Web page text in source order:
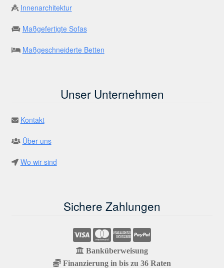
Innenarchitektur
Maßgefertigte Sofas
Maßgeschneiderte Betten
Unser Unternehmen
Kontakt
Über uns
Wo wir sind
Sichere Zahlungen
Banküberweisung
Finanzierung in bis zu 36 Raten